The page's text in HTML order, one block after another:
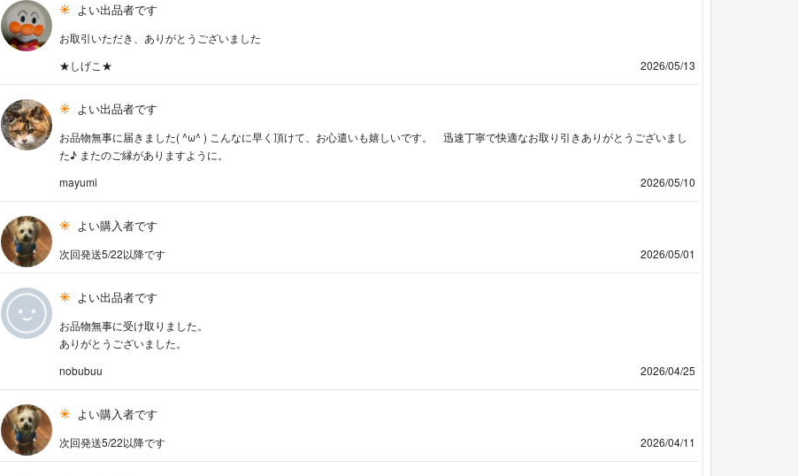
よい出品者です
お取引いただき、ありがとうございました
★しげこ★
2026/05/13
よい出品者です
お品物無事に届きました( ^ω^ ) こんなに早く頂けて、お心遣いも嬉しいです。 迅速丁寧で快適なお取り引きありがとうございまし
た♪ またのご縁がありますように。
mayumi
2026/05/10
よい購入者です
次回発送5/22以降です 2026/05/01
よい出品者です
お品物無事に受け取りました。
ありがとうございました。
nobubuu
2026/04/25
よい購入者です
次回発送5/22以降です 2026/04/11